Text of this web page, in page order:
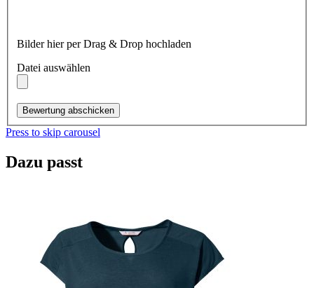
Bilder hier per Drag & Drop hochladen
Datei auswählen
Bewertung abschicken
Press to skip carousel
Dazu passt